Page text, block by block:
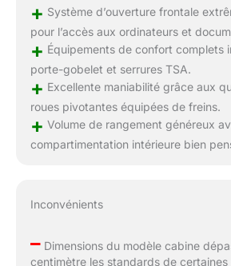
+ Système d’ouverture frontale
pour l’accès aux ordinateurs et
+ Équipements de confort complets
porte-gobelet et serrures TSA.
+ Excellente maniabilité grâce aux
roues pivotantes équipées de freins.
+ Volume de rangement généreux
compartimentation intérieure bien
Inconvénients
–Dimensions du modèle cabine
centimètre les standards de